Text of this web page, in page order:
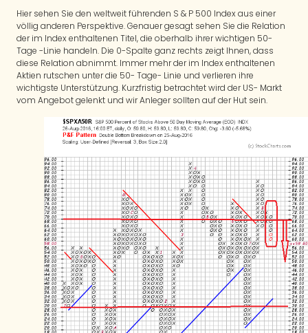
Hier sehen Sie den weltweit führenden S & P 500 Index aus einer
völlig anderen Perspektive. Genauer gesagt sehen Sie die Relation
der im Index enthaltenen Titel, die oberhalb ihrer wichtigen 50-
Tage -Linie handeln. Die 0-Spalte ganz rechts zeigt Ihnen, dass
diese Relation abnimmt. Immer mehr der im Index enthaltenen
Aktien rutschen unter die 50- Tage- Linie und verlieren ihre
wichtigste Unterstützung. Kurzfristig betrachtet wird der US- Markt
vom Angebot gelenkt und wir Anleger sollten auf der Hut sein.